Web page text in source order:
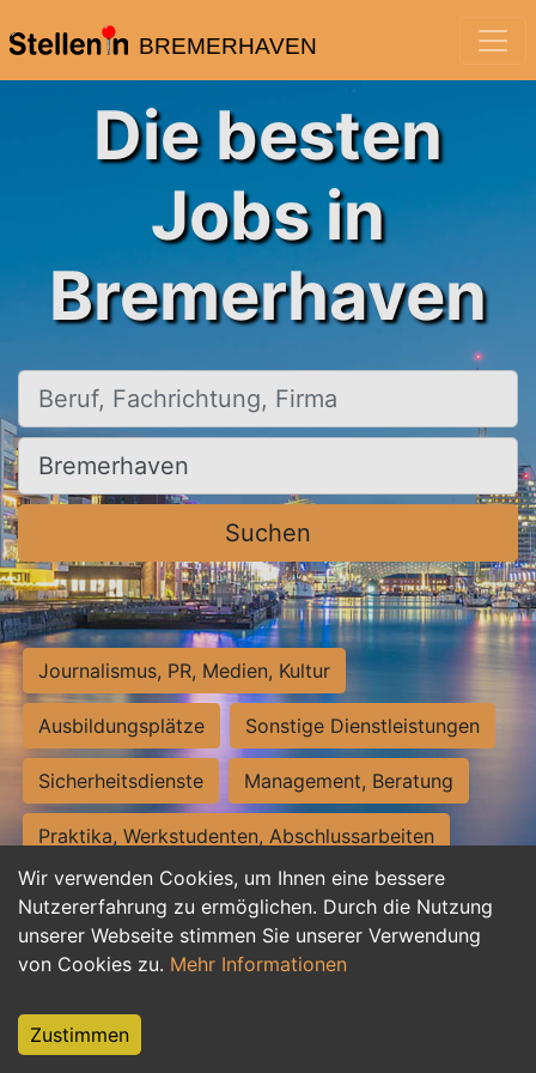
BREMERHAVEN
Wir verwenden Cookies, um Ihnen eine bessere
Nutzererfahrung zu ermöglichen. Durch die Nutzung
unserer Webseite stimmen Sie unserer Verwendung
von Cookies zu. Mehr Informationen
Zustimmen
Die besten
Jobs in
Bremerhaven
Beruf, Fachrichtung, Firma
Ort, Stadt
Suchen
Journalismus, PR, Medien, Kultur
Ausbildungsplätze Sonstige Dienstleistungen
Sicherheitsdienste Management, Beratung
Praktika, Werkstudenten, Abschlussarbeiten
Personalwesen Assistenz, Sekretariat
Hilfskräfte, Aushilfs- und Nebenjobs
Weiterbildung, Studium, duale Ausbildung